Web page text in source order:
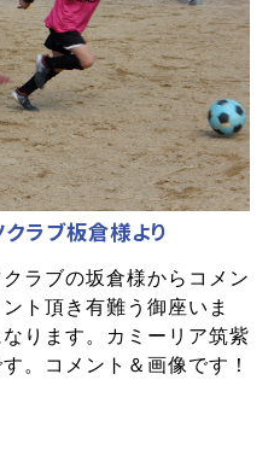
ラブ板倉様より
ラブの坂倉様からコメン
ト頂き有難う御座いま
ります。カミーリア筑紫
。コメント＆画像です！